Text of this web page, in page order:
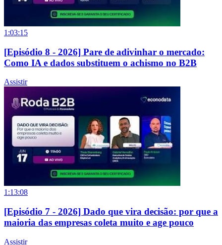
1:03:15
[Episódio 8 - 2026] Pare de adivinhar o mercado:
Como IA e dados substituem o achismo no B2B
Assistir
1:13:08
[Episódio 7 - 2026] Dado que vira decisão: por que a
maioria das empresas coleta muito e age pouco
Assistir